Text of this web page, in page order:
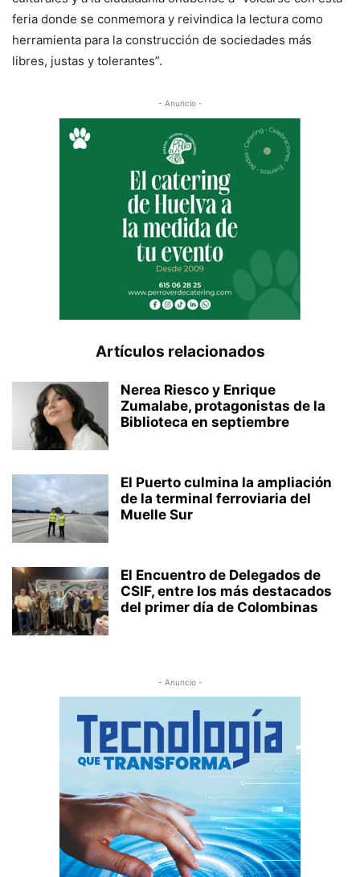
feria donde se conmemora y reivindica la lectura como
herramienta para la construcción de sociedades más
libres, justas y tolerantes”.
- Anuncio -
Artículos relacionados
Nerea Riesco y Enrique
Zumalabe, protagonistas de la
Biblioteca en septiembre
El Puerto culmina la ampliación
de la terminal ferroviaria del
Muelle Sur
El Encuentro de Delegados de
CSIF, entre los más destacados
del primer día de Colombinas
- Anuncio -